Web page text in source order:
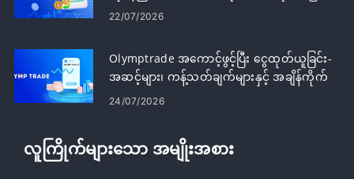
များ
22/07/2026
Olymptrade အကောင့်ဖွင့်ပြီး ငွေထုတ်ယူခြင်း-
အဆင့်များ၊ ကန့်သတ်ချက်များနှင့် အချိန်ကိုက်
24/07/2026
လူကြိုက်များသော အမျိုးအစား